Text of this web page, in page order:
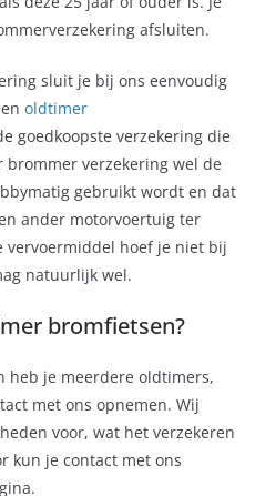
afsluiten.
sluit je bij ons eenvoudig
oldtimer
goedkoopste verzekering die
verzekering wel de
gebruikt wordt en dat
ander motorvoertuig ter
vervoermiddel hoef je niet bij
natuurlijk wel.
bromfietsen?
heb je meerdere oldtimers,
met ons opnemen. Wij
voor, wat het verzekeren
kun je contact met ons